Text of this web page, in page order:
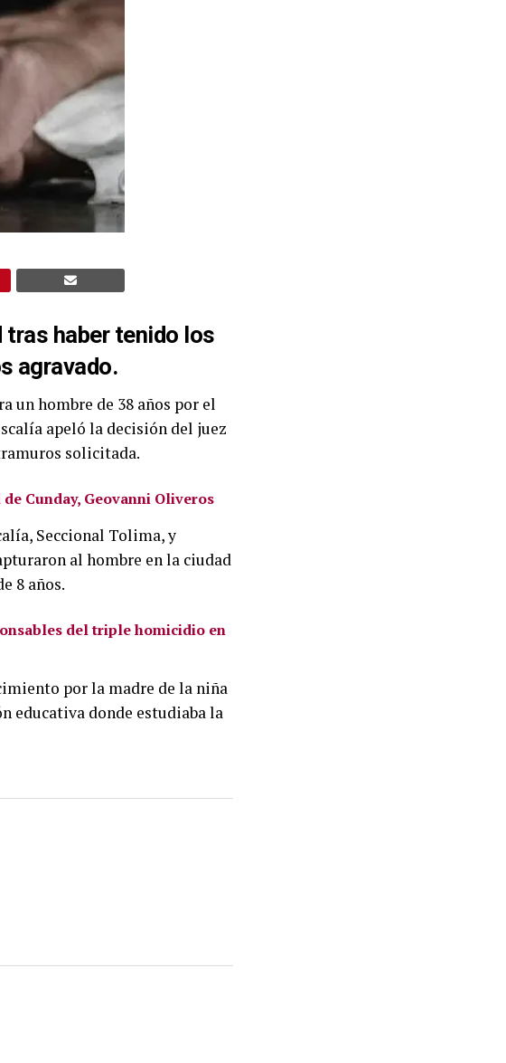
tras haber tenido los
agravado.
un hombre de 38 años por el
apeló la decisión del juez
solicitada.
Cunday, Geovanni Oliveros
Seccional Tolima, y
al hombre en la ciudad
8 años.
del triple homicidio en
por la madre de la niña
educativa donde estudiaba la